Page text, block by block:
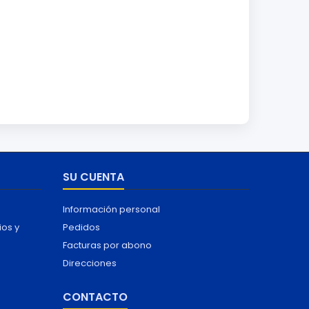
y
SU CUENTA
Información personal
Pedidos
Facturas por abono
Direcciones
CONTACTO